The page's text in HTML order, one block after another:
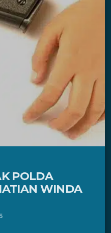
POLDA
WINDA